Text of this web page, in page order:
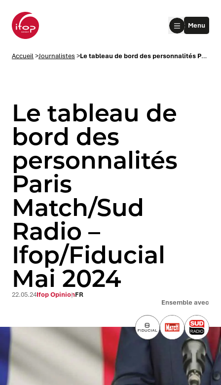
submenu
submenu
Menu
Accueil>Journalistes > Le tableau de bord des personnalités Paris Match/Sud Radio – Ifop/Fiducial Mai 2024
Le tableau de
bord des
personnalités
Paris
Match/Sud
Radio –
Ifop/Fiducial
Mai 2024
Ensemble avec
22.05.24Ifop OpinionFR